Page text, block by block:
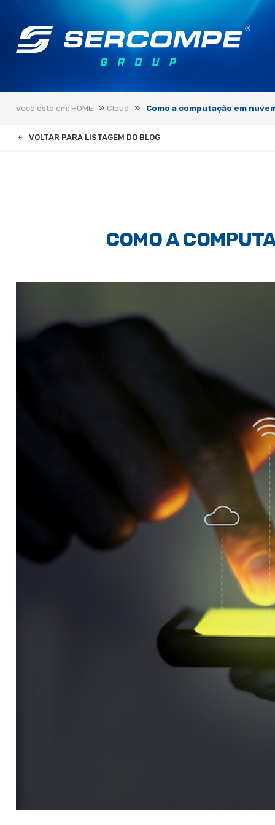
Você está em: HOME » Cloud » Como a computação em
VOLTAR PARA LISTAGEM DO BLOG
COMO A